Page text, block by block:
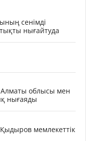
сенімді
нығайтуда
Алматы облысы мен
нығаяды
мемлекеттік